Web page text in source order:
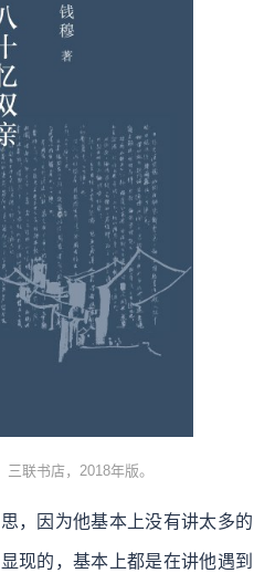
联书店，2018年版。
，因为他基本上没有讲太多的
现的，基本上都是在讲他遇到